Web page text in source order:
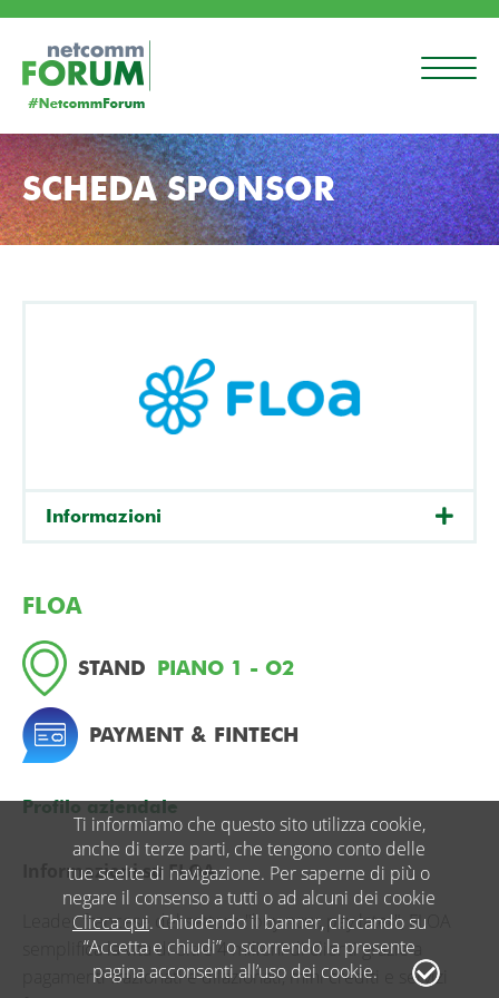
SCHEDA SPONSOR
Informazioni
FLOA
STAND PIANO 1 - O2
PAYMENT & FINTECH
Profilo aziendale
Informazioni su FLOA
Leader francese del settore "buy now, pay later", FLOA
semplifica la vita di oltre 4 milioni di clienti grazie a
pagamenti frazionati e dilazionati, mini crediti e servizi
Ti informiamo che questo sito utilizza cookie,
anche di terze parti, che tengono conto delle
tue scelte di navigazione. Per saperne di più o
negare il consenso a tutti o ad alcuni dei cookie
Clicca qui. Chiudendo il banner, cliccando su
“Accetta e chiudi” o scorrendo la presente
pagina acconsenti all’uso dei cookie.